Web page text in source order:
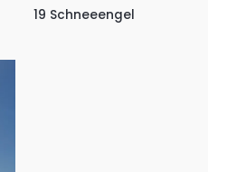
19 Schneeengel